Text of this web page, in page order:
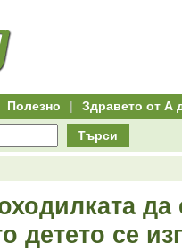
Полезно | Здравето от А
Търси
да
детето се